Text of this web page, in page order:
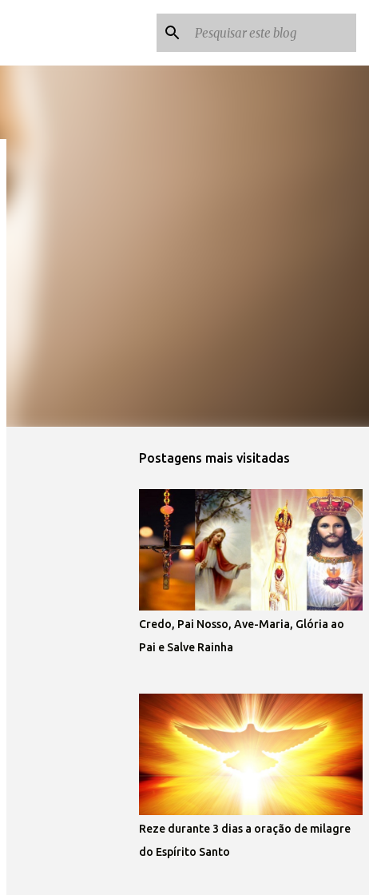
Postagens mais visitadas
Credo, Pai Nosso, Ave-Maria, Glória ao
Pai e Salve Rainha
Reze durante 3 dias a oração de milagre
do Espírito Santo